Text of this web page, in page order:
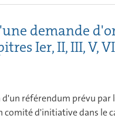
demande
Ier, II, III, V,
référendum prévu
d'initiative dans le